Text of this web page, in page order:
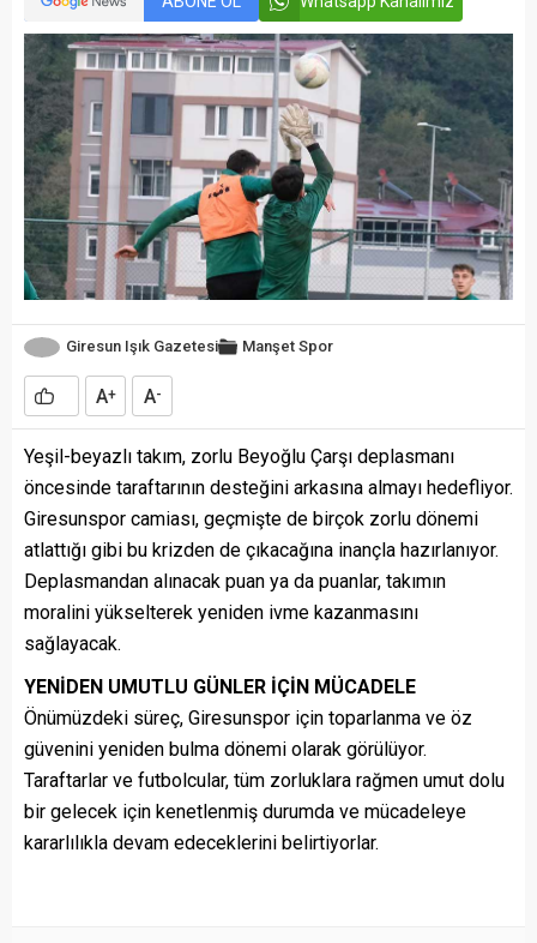
Giresun Işık Gazetesi Manşet Spor
A+ A-
Yeşil-beyazlı takım, zorlu Beyoğlu Çarşı deplasmanı
öncesinde taraftarının desteğini arkasına almayı hedefliyor.
Giresunspor camiası, geçmişte de birçok zorlu dönemi
atlattığı gibi bu krizden de çıkacağına inançla hazırlanıyor.
Deplasmandan alınacak puan ya da puanlar, takımın
moralini yükselterek yeniden ivme kazanmasını
sağlayacak.
YENİDEN UMUTLU GÜNLER İÇİN MÜCADELE
Önümüzdeki süreç, Giresunspor için toparlanma ve öz
güvenini yeniden bulma dönemi olarak görülüyor.
Taraftarlar ve futbolcular, tüm zorluklara rağmen umut dolu
bir gelecek için kenetlenmiş durumda ve mücadeleye
kararlılıkla devam edeceklerini belirtiyorlar.